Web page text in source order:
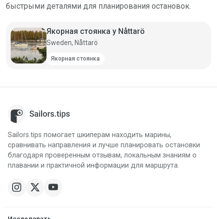
быстрыми деталями для планирования остановок.
Якорная стоянка у Nåttarö
Sweden, Nåttarö
Якорная стоянка
Sailors.tips помогает шкиперам находить марины,
сравнивать направления и лучше планировать остановки
благодаря проверенным отзывам, локальным знаниям о
плавании и практичной информации для маршрута.